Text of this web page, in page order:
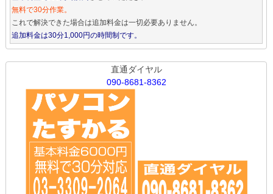
無料で30分作業。
これで解決できた場合は追加料金は一切必要ありません。
追加料金は30分1,000円の時間制です。
直通ダイヤル
090-8681-8362